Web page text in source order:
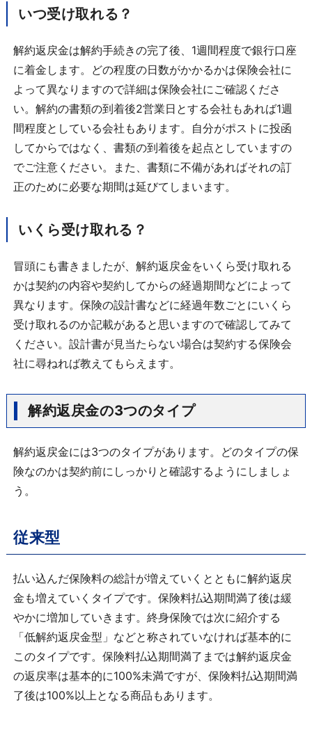
いつ受け取れる？
解約返戻金は解約手続きの完了後、1週間程度で銀行口座
に着金します。どの程度の日数がかかるかは保険会社に
よって異なりますので詳細は保険会社にご確認くださ
い。解約の書類の到着後2営業日とする会社もあれば1週
間程度としている会社もあります。自分がポストに投函
してからではなく、書類の到着後を起点としていますの
でご注意ください。また、書類に不備があればそれの訂
正のために必要な期間は延びてしまいます。
いくら受け取れる？
冒頭にも書きましたが、解約返戻金をいくら受け取れる
かは契約の内容や契約してからの経過期間などによって
異なります。保険の設計書などに経過年数ごとにいくら
受け取れるのか記載があると思いますので確認してみて
ください。設計書が見当たらない場合は契約する保険会
社に尋ねれば教えてもらえます。
解約返戻金の3つのタイプ
解約返戻金には3つのタイプがあります。どのタイプの保
険なのかは契約前にしっかりと確認するようにしましょ
う。
従来型
払い込んだ保険料の総計が増えていくとともに解約返戻
金も増えていくタイプです。保険料払込期間満了後は緩
やかに増加していきます。終身保険では次に紹介する
「低解約返戻金型」などと称されていなければ基本的に
このタイプです。保険料払込期間満了までは解約返戻金
の返戻率は基本的に100%未満ですが、保険料払込期間満
了後は100%以上となる商品もあります。